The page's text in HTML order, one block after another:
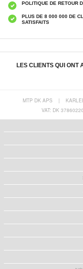
POLITIQUE DE RETOUR
PLUS DE 8 000 000 DE
SATISFAITS
LES CLIENTS QUI ONT
Momax 1-Power Q.Pass2 Qi2.2
d'alimentation sans fil magnétique
connecteurs magnétiques -
MTP DK APS |
VAT: DK 37860220